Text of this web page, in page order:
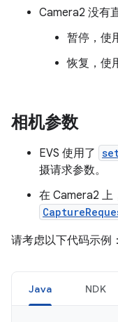
Camera2 没有
暂停，使
恢复，使
相机参数
EVS 使用了
摄请求参数。
在 Camera2 上
请考虑以下代码示例：
Java NDK